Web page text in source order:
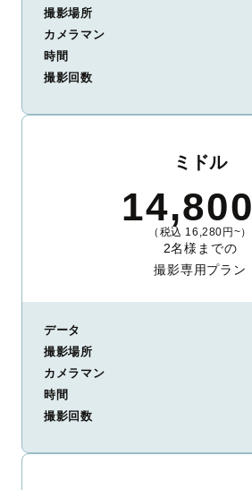
撮影場所
カメラマン
時間
撮影回数
ミドル
14,800
（税込 16,280円~）
2名様までの
撮影専用プラン
データ
撮影場所
カメラマン
時間
撮影回数